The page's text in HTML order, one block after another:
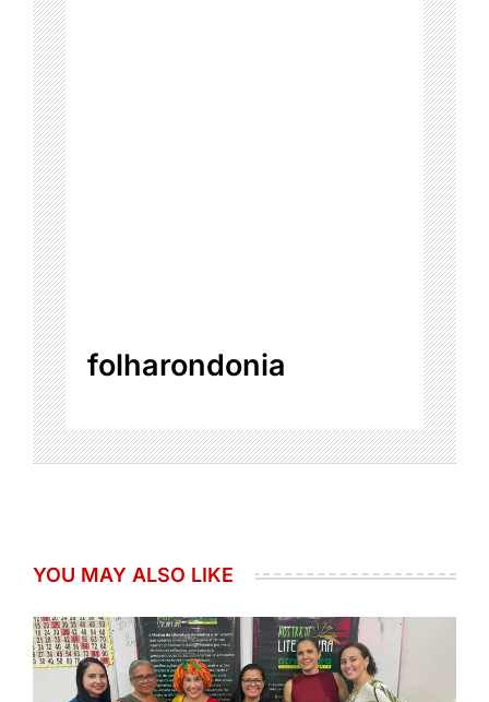
folharondonia
YOU MAY ALSO LIKE